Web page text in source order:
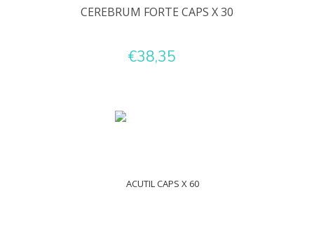
CEREBRUM FORTE CAPS X 30
€38,35